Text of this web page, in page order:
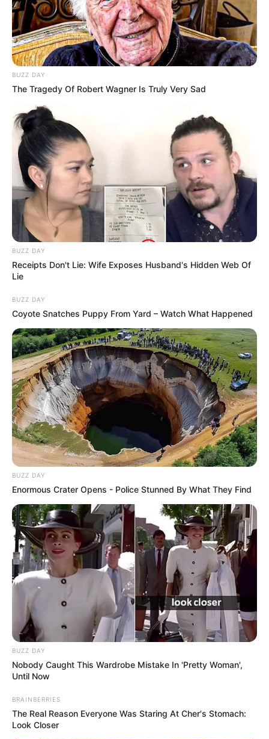
BUZZ DAY
The Tragedy Of Robert Wagner Is Truly Very Sad
BUZZ DAY
Receipts Don't Lie: Wife Exposes Husband's Hidden Web Of
Lie
BUZZ DAY
Coyote Snatches Puppy From Yard – Watch What Happened
BUZZ DAY
Enormous Crater Opens - Police Stunned By What They Find
BUZZ DAY
Nobody Caught This Wardrobe Mistake In 'Pretty Woman',
Until Now
BRAINBERRIES
The Real Reason Everyone Was Staring At Cher's Stomach:
Look Closer